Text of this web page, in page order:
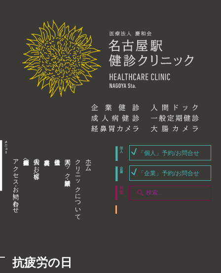
アクセス・お問い合わせ 企業内担当者様へ 個人のお客様へ 人間ドック・健康診断 クリニックについて ホーム
「個人」予約/お問合せ
「企業」予約/お問合せ
抗疲労の日